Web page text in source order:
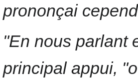
prononçai
"En nous parlant
principal appui,